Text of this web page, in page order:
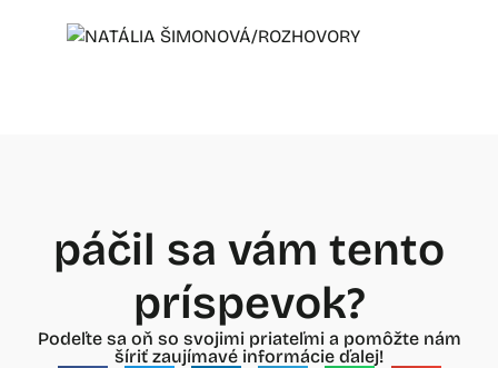
páčil sa vám tento
príspevok?
Podeľte sa oň so svojimi priateľmi a pomôžte nám
šíriť zaujímavé informácie ďalej!